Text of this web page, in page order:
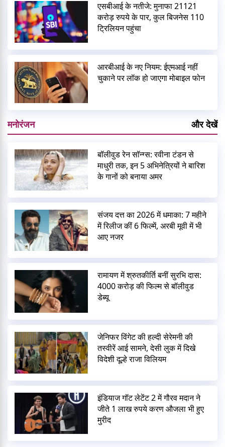
एसबीआई के नतीजे: मुनाफा 21121
करोड़ रुपये के पार, कुल बिजनेस 110
ट्रिलियन पहुंचा
आरबीआई के नए नियम: ईएमआई नहीं
चुकाने पर लॉक हो जाएगा मोबाइल फोन
मनोरंजन और देखें
बॉलीवुड रेन सॉन्ग्स: रवीना टंडन से
माधुरी तक, इन 5 अभिनेत्रियों ने बारिश
के गानों को बनाया अमर
संजय दत्त का 2026 में धमाका: 7 महीने
में रिलीज कीं 6 फिल्में, अरबी मूवी में भी
आए नजर
रामायण में श्रुतकीर्ति बनीं सुरभि दास:
4000 करोड़ की फिल्म से बॉलीवुड
डेब्यू
जेनिफर विंगेट की हल्दी सेरेमनी की
तस्वीरें आई सामने, देसी लुक में दिखे
विदेशी दूल्हे राजा विलियम
इंडियाज गॉट लेटेंट 2 में गौरव मदान ने
जीते 1 लाख रुपये करण औजला भी हुए
मुरीद